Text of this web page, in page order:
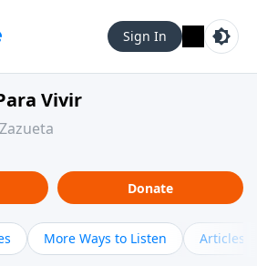
Sign In
Vivir
Donate
More Ways to Listen Articles